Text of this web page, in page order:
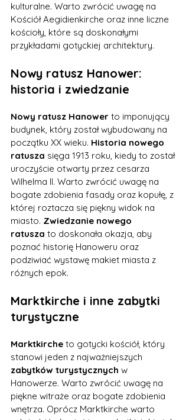
kulturalne. Warto zwrócić uwagę na
Kościół Aegidienkirche oraz inne liczne
kościoły, które są doskonałymi
przykładami gotyckiej architektury.
Nowy ratusz Hanower:
historia i zwiedzanie
Nowy ratusz Hanower to imponujący
budynek, który został wybudowany na
początku XX wieku. Historia nowego
ratusza sięga 1913 roku, kiedy to został
uroczyście otwarty przez cesarza
Wilhelma II. Warto zwrócić uwagę na
bogate zdobienia fasady oraz kopułę, z
której roztacza się piękny widok na
miasto. Zwiedzanie nowego
ratusza to doskonała okazja, aby
poznać historię Hanoweru oraz
podziwiać wystawę makiet miasta z
różnych epok.
Marktkirche i inne zabytki
turystyczne
Marktkirche to gotycki kościół, który
stanowi jeden z najważniejszych
zabytków turystycznych w
Hanowerze. Warto zwrócić uwagę na
piękne witraże oraz bogate zdobienia
wnętrza. Oprócz Marktkirche warto